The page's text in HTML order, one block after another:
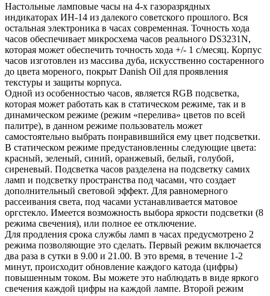
Настольные ламповые часы на 4-х газоразрядных
индикаторах ИН-14 из далекого советского прошлого. Вся
остальная электроника в часах современная. Точность хода
часов обеспечивает микросхема часов реального DS3231N,
которая может обеспечить точность хода +/- 1 с/месяц. Корпус
часов изготовлен из массива дуба, искусственно состаренного
до цвета мореного, покрыт Danish Oil для проявления
текстуры и защиты корпуса.
Одной из особенностью часов, является RGB подсветка,
которая может работать как в статическом режиме, так и в
динамическом режиме (режим «перелива» цветов по всей
палитре), в данном режиме пользователь может
самостоятельно выбрать понравившийся ему цвет подсветки.
В статическом режиме предустановленны следующие цвета:
красный, зеленый, синий, оранжевый, белый, голубой,
сиреневый. Подсветка часов разделена на подсветку самих
ламп и подсветку пространства под часами, что создает
дополнительный световой эффект. Для равномерного
рассеивания света, под часами устанавливается матовое
оргстекло. Имеется возможность выбора яркости подсветки (8
режима свечения), или полное ее отключение.
Для продления срока службы ламп в часах предусмотрено 2
режима позволяющие это сделать. Первый режим включается
два раза в сутки в 9.00 и 21.00. В это время, в течение 1-2
минут, происходит обновление каждого катода (цифры)
повышенным током. Вы можете это наблюдать в виде яркого
свечения каждой цифры на каждой лампе. Второй режим